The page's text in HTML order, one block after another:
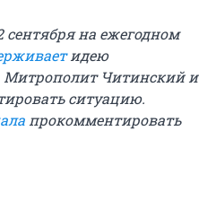
сентября на ежегодном
идею
Митрополит Читинский и
ситуацию.
прокомментировать